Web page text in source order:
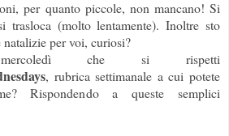
per quanto piccole, non mancano! Si
trasloca (molto lentamente). Inoltre sto
natalizie per voi, curiosi?
che si rispetti
, rubrica settimanale a cui potete
Rispondendo a queste semplici